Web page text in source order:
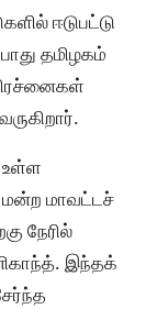
ஈடுபட்டு
தமிழகம்
உள்ள
மாவட்டச்
நேரில்
இந்தக்